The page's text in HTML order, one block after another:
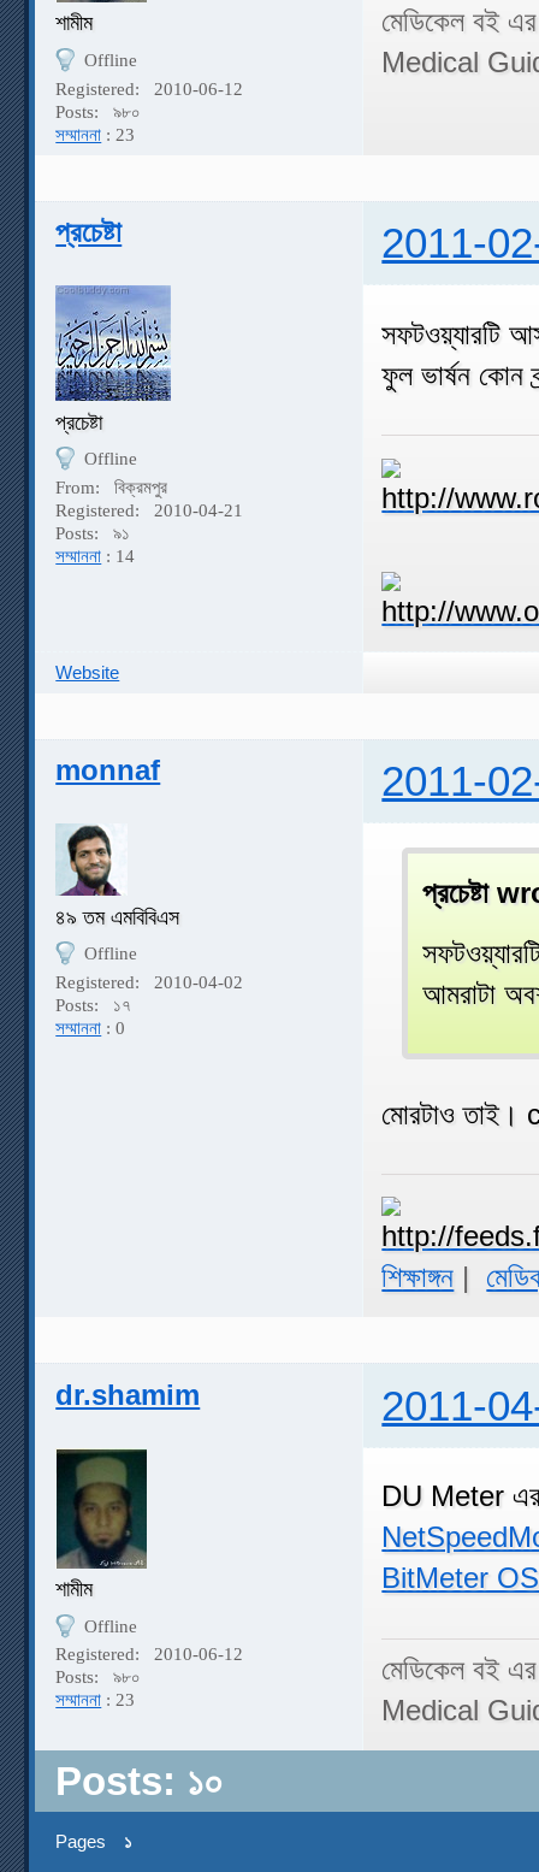
শামীম
Offline
Registered:
2010-06-12
Posts:
৯৮০
সম্মাননা : 23
মেডিকেল বই
Medical
প্রচেষ্টা 2011-
প্রচেষ্টা
Offline
From:
বিক্রমপুর
Registered:
2010-04-21
Posts:
৯১
সম্মাননা : 14
সফটওয়্যারটি
ফুল ভার্ষন কোন
Website
monnaf 2011-
৪৯ তম এমবিবিএস
Offline
Registered:
2010-04-02
Posts:
১৭
সম্মাননা : 0
প্রচেষ্টা
আমরাটা
মোরটাও
শিক্ষাঙ্গন |
dr.shamim 2011-
শামীম
Offline
Registered:
2010-06-12
Posts:
৯৮০
সম্মাননা : 23
DU Meter
BitMeter OS
মেডিকেল বই
Medical
Posts: ১০
Pages ১